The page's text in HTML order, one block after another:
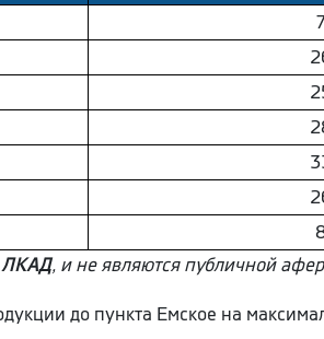
ЛКАД, и не являются публичной
до пункта Емское на